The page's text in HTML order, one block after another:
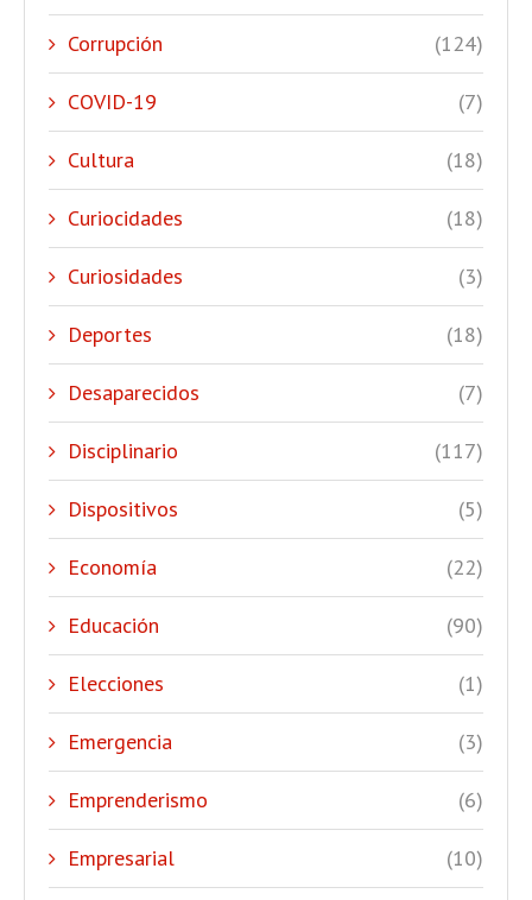
Corrupción (124)
COVID-19 (7)
Cultura (18)
Curiocidades (18)
Curiosidades (3)
Deportes (18)
Desaparecidos (7)
Disciplinario (117)
Dispositivos (5)
Economía (22)
Educación (90)
Elecciones (1)
Emergencia (3)
Emprenderismo (6)
Empresarial (10)